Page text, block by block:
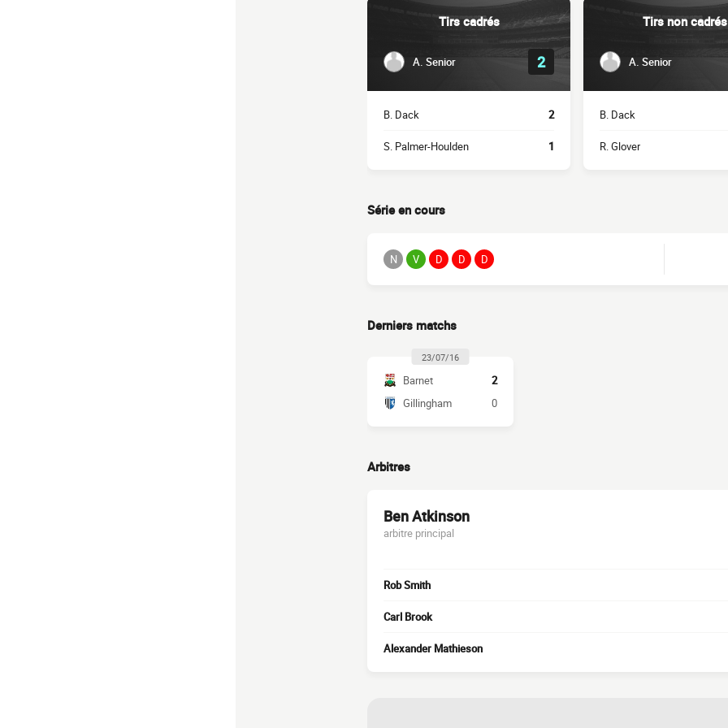
Tirs cadrés
A. Senior 2
B. Dack 2
S. Palmer-Houlden 1
Tirs non cadrés
A. Senior
B. Dack
R. Glover
Série en cours
N V D D D
Derniers matchs
23/07/16
Barnet
2
Gillingham
0
Arbitres
Ben Atkinson
arbitre principal
Rob Smith
Carl Brook
Alexander Mathieson